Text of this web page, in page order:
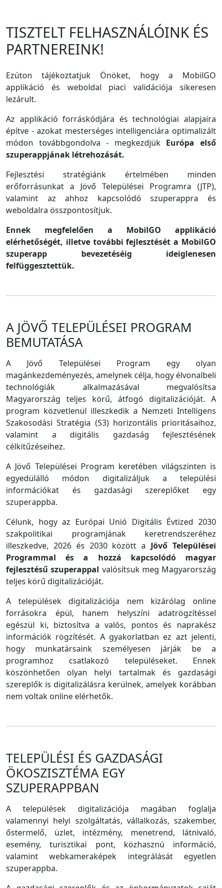
TISZTELT FELHASZNÁLÓINK ÉS
PARTNEREINK!
Ezúton tájékoztatjuk Önöket, hogy a MobilGO
applikáció és weboldal piaci validációja sikeresen
lezárult.
Az applikáció forráskódjára és technológiai alapjaira
építve - azokat mesterséges intelligenciára optimalizált
módon továbbgondolva - megkezdjük Európa első
szuperappjának létrehozását.
Fejlesztési stratégiánk értelmében minden
erőforrásunkat a Jövő Települései Programra (JTP),
valamint az ahhoz kapcsolódó szuperappra és
weboldalra összpontosítjuk.
Ennek megfelelően a MobilGO applikáció
elérhetőségét, illetve további fejlesztését a MobilGO
szuperapp bevezetéséig ideiglenesen
felfüggesztettük.
A JÖVŐ TELEPÜLÉSEI PROGRAM
BEMUTATÁSA
A Jövő Települései Program egy olyan
magánkezdeményezés, amelynek célja, hogy élvonalbeli
technológiák alkalmazásával megvalósítsa
Magyarország teljes körű, átfogó digitalizációját. A
program közvetlenül illeszkedik a Nemzeti Intelligens
Szakosodási Stratégia (S3) horizontális prioritásaihoz,
valamint a digitális gazdaság fejlesztésének
célkitűzéseihez.
A Jövő Települései Program keretében világszinten is
egyedülálló módon digitalizáljuk a települési
információkat és gazdasági szereplőket egy
szuperappba.
Célunk, hogy az Európai Unió Digitális Évtized 2030
szakpolitikai programjának keretrendszeréhez
illeszkedve, 2026 és 2030 között a Jövő Települései
Programmal és a hozzá kapcsolódó magyar
fejlesztésű szuperappal valósítsuk meg Magyarország
teljes körű digitalizációját.
A települések digitalizációja nem kizárólag online
forrásokra épül, hanem helyszíni adatrögzítéssel
egészül ki, biztosítva a valós, pontos és naprakész
információk rögzítését. A gyakorlatban ez azt jelenti,
hogy munkatársaink személyesen járják be a
programhoz csatlakozó településeket. Ennek
köszönhetően olyan helyi tartalmak és gazdasági
szereplők is digitalizálásra kerülnek, amelyek korábban
nem voltak online elérhetők.
TELEPÜLÉSI ÉS GAZDASÁGI
ÖKOSZISZTÉMA EGY
SZUPERAPPBAN
A települések digitalizációja magában foglalja
valamennyi helyi szolgáltatás, vállalkozás, szakember,
őstermelő, üzlet, intézmény, menetrend, látnivaló,
esemény, turisztikai pont, közhasznú információ,
valamint webkameraképek integrálását egyetlen
szuperappba.